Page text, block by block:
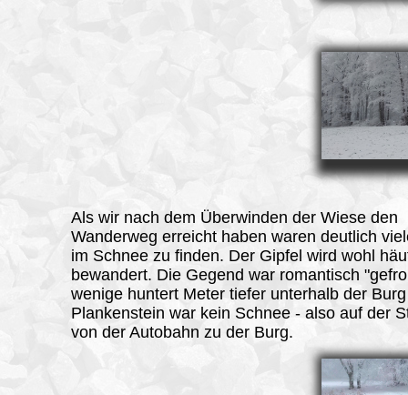
Als wir nach dem Überwinden der Wiese den
Wanderweg erreicht haben waren deutlich
im Schnee zu finden. Der Gipfel wird wohl
bewandert. Die Gegend war romantisch
wenige huntert Meter tiefer unterhalb der Burg
Plankenstein war kein Schnee - also auf der
von der Autobahn zu der Burg.